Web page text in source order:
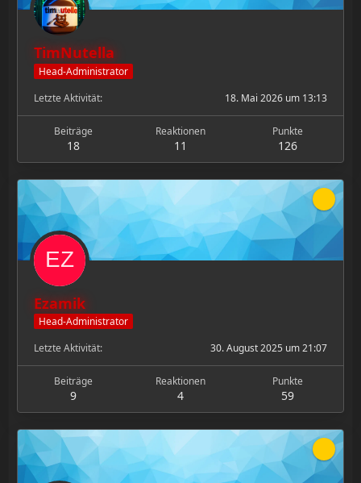
TimNutella
Head-Administrator
Letzte Aktivität
18. Mai 2026 um 13:13
Beiträge
18
Reaktionen
11
Punkte
126
Ezamik
Head-Administrator
Letzte Aktivität
30. August 2025 um 21:07
Beiträge
9
Reaktionen
4
Punkte
59